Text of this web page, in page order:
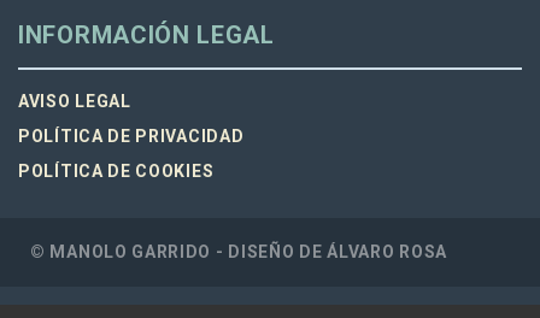
INFORMACIÓN LEGAL
AVISO LEGAL
POLÍTICA DE PRIVACIDAD
POLÍTICA DE COOKIES
© MANOLO GARRIDO - DISEÑO DEÁLVARO ROSA